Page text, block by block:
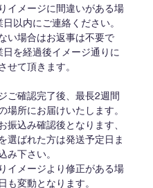
イメージに間違いがある場
以内にご連絡ください。
い場合はお返事は不要で
日を経過後イメージ通りに
せて頂きます。
ご確認完了後、最長2週間
場所にお届けいたします。
振込み確認後となります、
選ばれた方は発送予定日ま
み下さい。
イメージより修正がある場
も変動となります。